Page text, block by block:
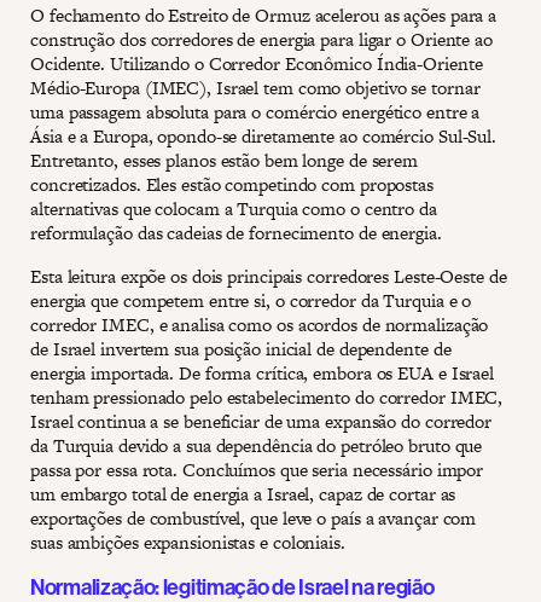
O fechamento do Estreito de Ormuz acelerou as ações para a
construção dos corredores de energia para ligar o Oriente ao
Ocidente. Utilizando o Corredor Econômico Índia-Oriente
Médio-Europa (IMEC), Israel tem como objetivo se tornar
uma passagem absoluta para o comércio energético entre a
Ásia e a Europa, opondo-se diretamente ao comércio Sul-Sul.
Entretanto, esses planos estão bem longe de serem
concretizados. Eles estão competindo com propostas
alternativas que colocam a Turquia como o centro da
reformulação das cadeias de fornecimento de energia.
Esta leitura expõe os dois principais corredores Leste-Oeste de
energia que competem entre si, o corredor da Turquia e o
corredor IMEC, e analisa como os acordos de normalização
de Israel invertem sua posição inicial de dependente de
energia importada. De forma crítica, embora os EUA e Israel
tenham pressionado pelo estabelecimento do corredor IMEC,
Israel continua a se beneficiar de uma expansão do corredor
da Turquia devido a sua dependência do petróleo bruto que
passa por essa rota. Concluímos que seria necessário impor
um embargo total de energia a Israel, capaz de cortar as
exportações de combustível, que leve o país a avançar com
suas ambições expansionistas e coloniais.
Normalização: legitimação de Israel na região